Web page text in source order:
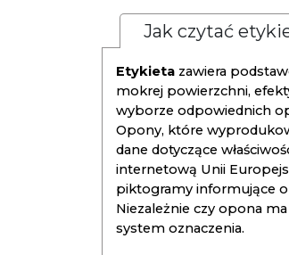
Jak czytać
Etykieta zawiera
mokrej powierzchni,
wyborze odpowiednich
Opony, które
dane dotyczące
internetową Unii
piktogramy informujące
Niezależnie czy opona
system oznaczenia.